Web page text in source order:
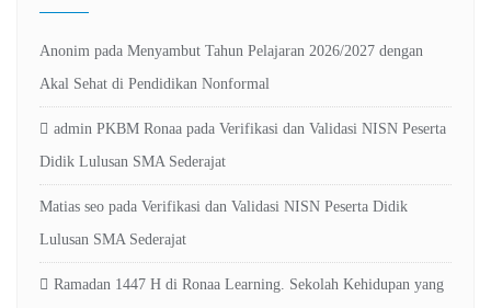
Anonim pada Menyambut Tahun Pelajaran 2026/2027 dengan
Akal Sehat di Pendidikan Nonformal
admin PKBM Ronaa pada Verifikasi dan Validasi NISN Peserta
Didik Lulusan SMA Sederajat
Matias seo pada Verifikasi dan Validasi NISN Peserta Didik
Lulusan SMA Sederajat
Ramadan 1447 H di Ronaa Learning. Sekolah Kehidupan yang